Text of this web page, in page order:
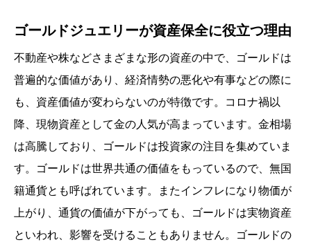
ゴールドジュエリーが資産保全に役立つ理由
不動産や株などさまざまな形の資産の中で、ゴールドは
普遍的な価値があり、経済情勢の悪化や有事などの際に
も、資産価値が変わらないのが特徴です。コロナ禍以
降、現物資産として金の人気が高まっています。金相場
は高騰しており、ゴールドは投資家の注目を集めていま
す。ゴールドは世界共通の価値をもっているので、無国
籍通貨とも呼ばれています。またインフレになり物価が
上がり、通貨の価値が下がっても、ゴールドは実物資産
といわれ、影響を受けることもありません。ゴールドの